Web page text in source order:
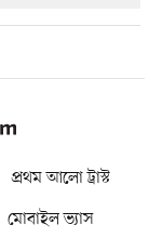
প্রথম আলো ট্রাস্ট
মোবাইল ভ্যাস